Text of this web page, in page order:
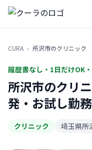
CURA › 所沢市のクリニック
履歴書なし・1日だけOK
所沢市のクリ
発・お試し勤務
クリニック 埼玉県所